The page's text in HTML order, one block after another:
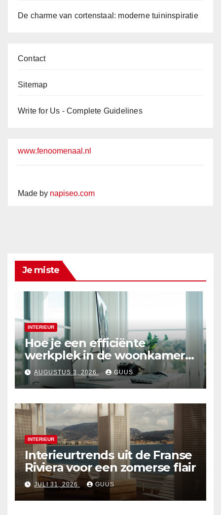
De charme van cortenstaal: moderne tuininspiratie
Contact
Sitemap
Write for Us - Complete Guidelines
www.fenoomenaal.nl
Made by napiseo.com
Je miste
INTERIEUR
Hoe je een efficiënte
werkplek in de woonkamer
creëert
AUGUSTUS 3, 2026 GUUS
INTERIEUR
Interieurtrends uit de Franse
Riviera voor een zomerse flair
JULI 31, 2026 GUUS